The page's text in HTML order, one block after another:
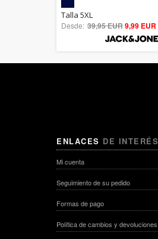
out of 5
Talla 5XL
Desde: 39,95 EUR9,99 EUR
ENLACES DE INTERÉS
Mi cuenta
Seguimiento de su pedido
Formas de pago
Política de cambios y devoluciones